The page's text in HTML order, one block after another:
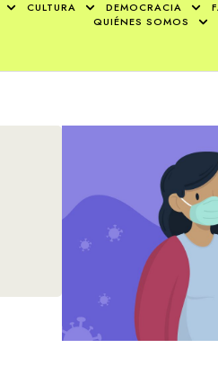
CULTURA DEMOCRACIA
QUIÉNES SOMOS